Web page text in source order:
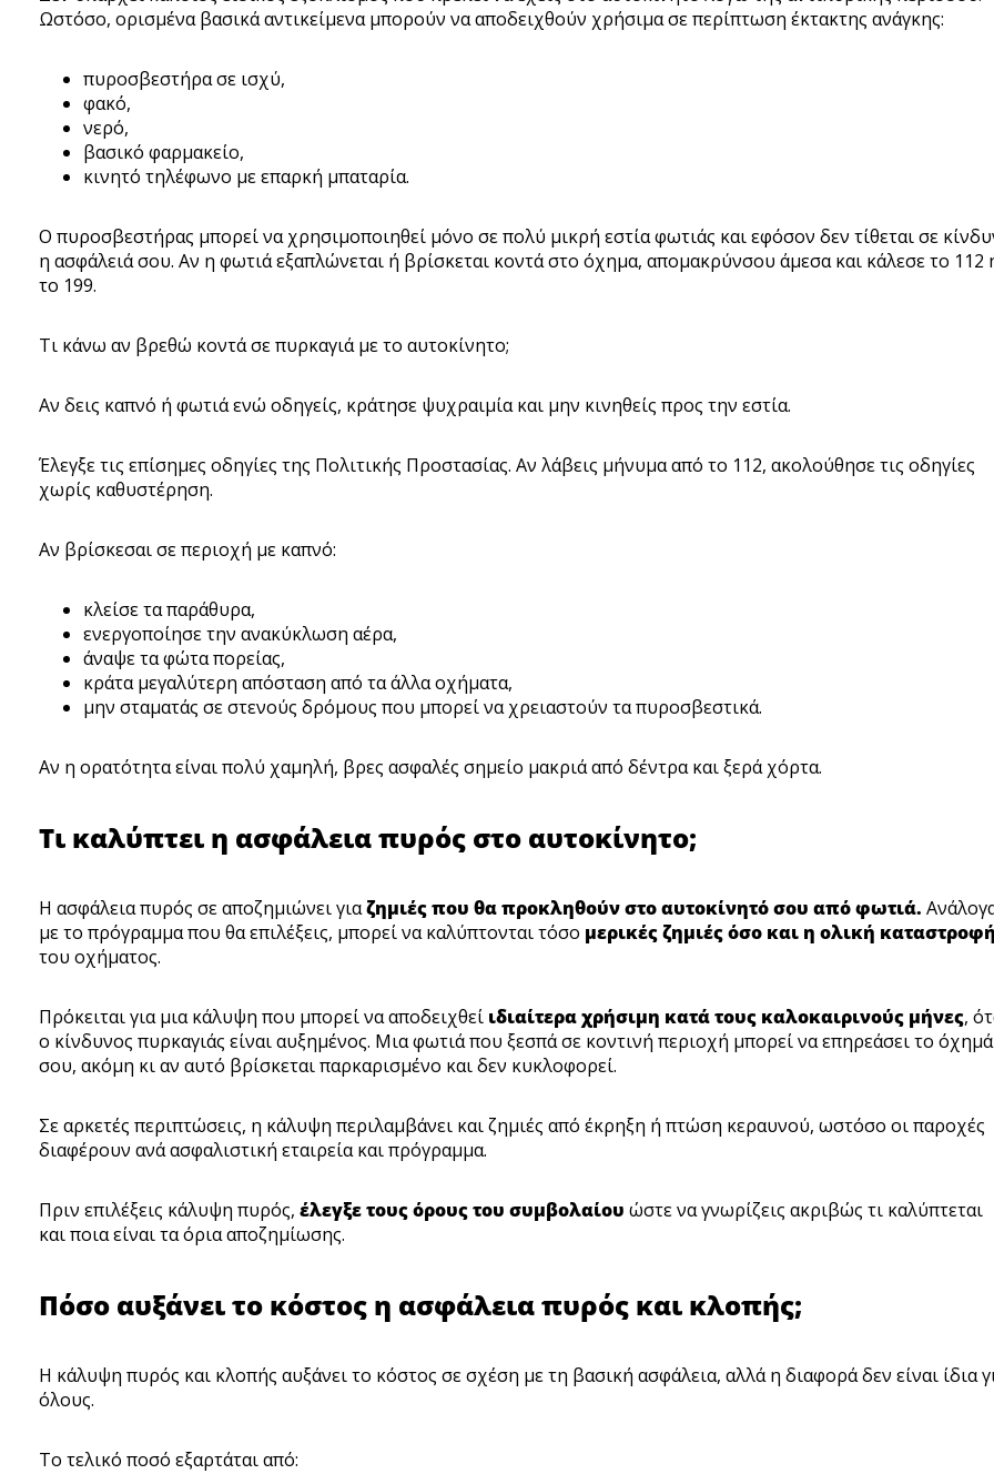
Ωστόσο, ορισμένα βασικά αντικείμενα μπορούν να αποδειχθούν χρήσιμα σε περίπτωση έκτακτης ανάγκης:
πυροσβεστήρα σε ισχύ,
φακό,
νερό,
βασικό φαρμακείο,
κινητό τηλέφωνο με επαρκή μπαταρία.
Ο πυροσβεστήρας μπορεί να χρησιμοποιηθεί μόνο σε πολύ μικρή εστία φωτιάς και εφόσον δεν τίθεται σε
η ασφάλειά σου. Αν η φωτιά εξαπλώνεται ή βρίσκεται κοντά στο όχημα, απομακρύνσου άμεσα και κάλεσε το 112
το 199.
Τι κάνω αν βρεθώ κοντά σε πυρκαγιά με το αυτοκίνητο;
Αν δεις καπνό ή φωτιά ενώ οδηγείς, κράτησε ψυχραιμία και μην κινηθείς προς την εστία.
Έλεγξε τις επίσημες οδηγίες της Πολιτικής Προστασίας. Αν λάβεις μήνυμα από το 112, ακολούθησε τις οδηγίες
χωρίς καθυστέρηση.
Αν βρίσκεσαι σε περιοχή με καπνό:
κλείσε τα παράθυρα,
ενεργοποίησε την ανακύκλωση αέρα,
άναψε τα φώτα πορείας,
κράτα μεγαλύτερη απόσταση από τα άλλα οχήματα,
μην σταματάς σε στενούς δρόμους που μπορεί να χρειαστούν τα πυροσβεστικά.
Αν η ορατότητα είναι πολύ χαμηλή, βρες ασφαλές σημείο μακριά από δέντρα και ξερά χόρτα.
Τι καλύπτει η ασφάλεια πυρός στο αυτοκίνητο;
Η ασφάλεια πυρός σε αποζημιώνει γιαζημιές που θα προκληθούν στο αυτοκίνητό σου από φωτιά.
με το πρόγραμμα που θα επιλέξεις, μπορεί να καλύπτονται τόσο μερικές ζημιές όσο και η ολική καταστροφή
του οχήματος.
Πρόκειται για μια κάλυψη που μπορεί να αποδειχθεί ιδιαίτερα χρήσιμη κατά τους καλοκαιρινούς μήνες,
ο κίνδυνος πυρκαγιάς είναι αυξημένος. Μια φωτιά που ξεσπά σε κοντινή περιοχή μπορεί να επηρεάσει το όχημά
σου, ακόμη κι αν αυτό βρίσκεται παρκαρισμένο και δεν κυκλοφορεί.
Σε αρκετές περιπτώσεις, η κάλυψη περιλαμβάνει και ζημιές από έκρηξη ή πτώση κεραυνού, ωστόσο οι παροχές
διαφέρουν ανά ασφαλιστική εταιρεία και πρόγραμμα.
Πριν επιλέξεις κάλυψη πυρός, έλεγξε τους όρους του συμβολαίου ώστε να γνωρίζεις ακριβώς τι καλύπτεται
και ποια είναι τα όρια αποζημίωσης.
Πόσο αυξάνει το κόστος η ασφάλεια πυρός και κλοπής;
Η κάλυψη πυρός και κλοπής αυξάνει το κόστος σε σχέση με τη βασική ασφάλεια, αλλά η διαφορά δεν είναι ίδια
όλους.
Το τελικό ποσό εξαρτάται από: